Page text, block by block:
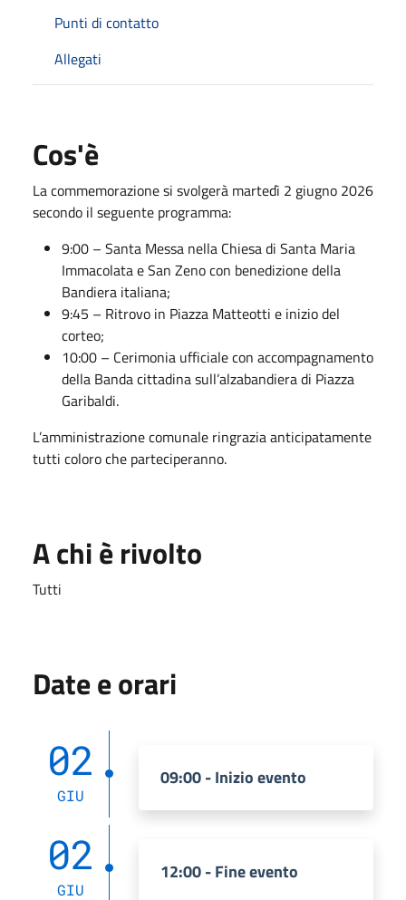
Punti di contatto
Allegati
Cos'è
La commemorazione si svolgerà martedì 2 giugno 2026
secondo il seguente programma:
9:00 – Santa Messa nella Chiesa di Santa Maria
Immacolata e San Zeno con benedizione della
Bandiera italiana;
9:45 – Ritrovo in Piazza Matteotti e inizio del
corteo;
10:00 – Cerimonia ufficiale con accompagnamento
della Banda cittadina sull’alzabandiera di Piazza
Garibaldi.
L’amministrazione comunale ringrazia anticipatamente
tutti coloro che parteciperanno.
A chi è rivolto
Tutti
Date e orari
02
GIU
09:00 - Inizio evento
02
GIU
12:00 - Fine evento